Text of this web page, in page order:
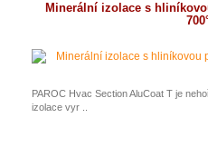
Minerální izolace s
PAROC Hvac Section AluCoat T je
izolace vyr ..